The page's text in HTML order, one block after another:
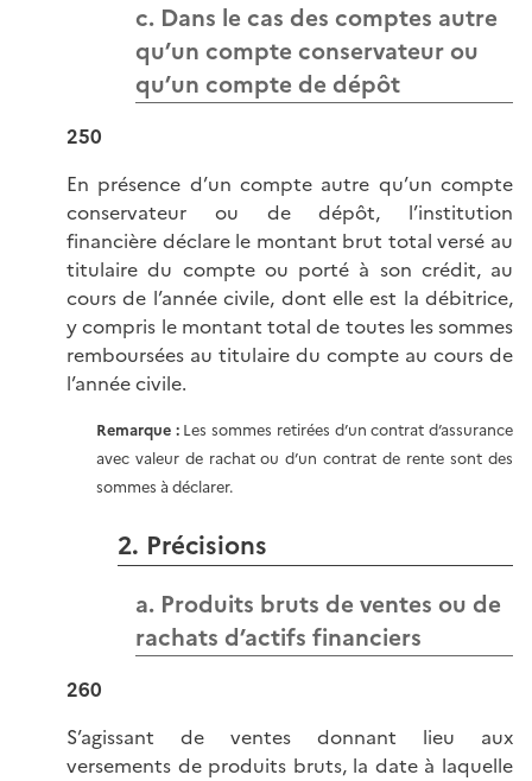
c. Dans le cas des comptes autre
qu’un compte conservateur ou
qu’un compte de dépôt
250
En présence d’un compte autre qu’un compte
conservateur ou de dépôt, l’institution
financière déclare le montant brut total versé au
titulaire du compte ou porté à son crédit, au
cours de l’année civile, dont elle est la débitrice,
y compris le montant total de toutes les sommes
remboursées au titulaire du compte au cours de
l’année civile.
Remarque : Les sommes retirées d’un contrat d’assurance
avec valeur de rachat ou d’un contrat de rente sont des
sommes à déclarer.
2. Précisions
a. Produits bruts de ventes ou de
rachats d’actifs financiers
260
S’agissant de ventes donnant lieu aux
versements de produits bruts, la date à laquelle